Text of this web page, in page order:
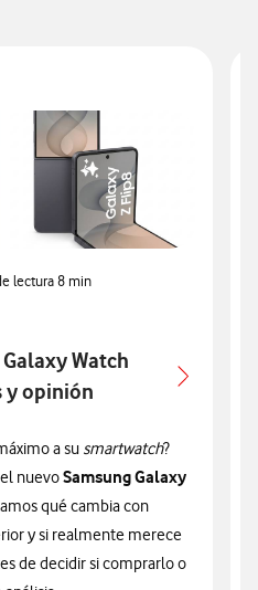
lectura8 min
Watch
y opinión
a su smartwatch?
nuevoSamsung Galaxy
qué cambia con
y si realmente merece
de decidir si comprarlo o